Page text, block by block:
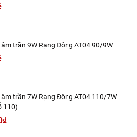
âm trần 9W Rạng Đông AT04 90/9W
âm trần 7W Rạng Đông AT04 110/7W
110)